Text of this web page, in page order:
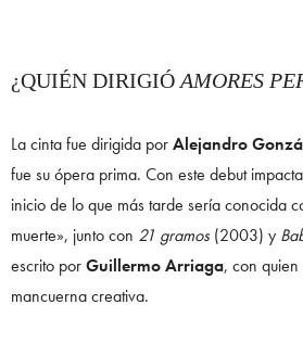
¿QUIÉN DIRIGIÓ AMORES
La cinta fue dirigida porAlejandro
fue su ópera prima. Con este debut
inicio de lo que más tarde sería conocida
muerte», junto con 21 gramos (2003) y
escrito porGuillermo Arriaga, con
mancuerna creativa.